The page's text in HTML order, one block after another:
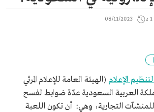
1 د 08/11/2023
الإعلام (الهيئة العامة للإعلام المرئي
العربية السعودية عدّة ضوابط لفسح
للمنشآت التجارية، وهي: أن تكون اللعبة